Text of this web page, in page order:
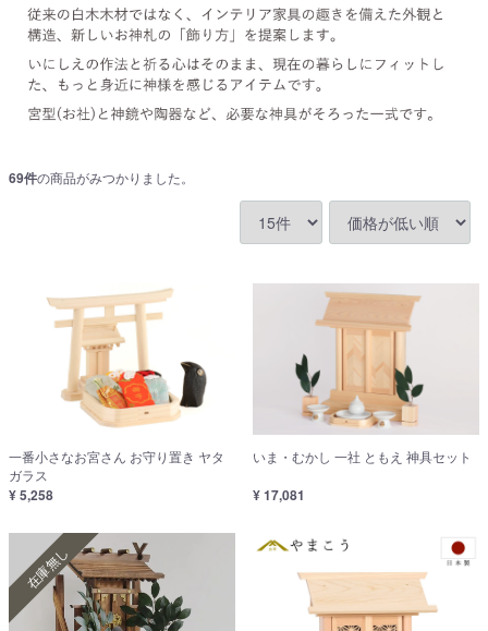
69件の商品がみつかりました。
一番小さなお宮さん お守り置き ヤタ
ガラス
¥ 5,258
いま・むかし 一社 ともえ 神具セット
¥ 17,081
在庫無し